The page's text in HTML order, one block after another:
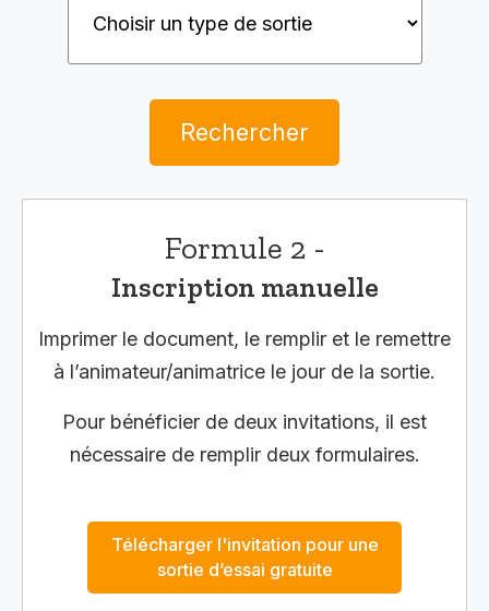
Rechercher
Formule 2 -
Inscription manuelle
Imprimer le document, le remplir et le remettre
à l’animateur/animatrice le jour de la sortie.
Pour bénéficier de deux invitations, il est
nécessaire de remplir deux formulaires.
Télécharger l'invitation pour une
sortie d’essai gratuite